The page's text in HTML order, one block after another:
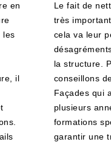
en
les
il
Le fait de
très
cela va leur
la structure.
conseillons
Façades qui
plusieurs
formations
garantir une